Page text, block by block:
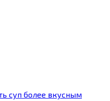
суп более вкусным